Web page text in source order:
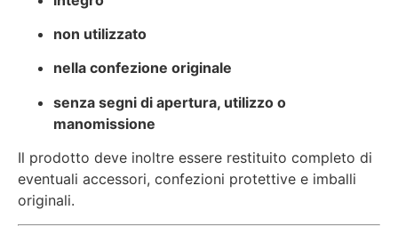
non utilizzato
nella confezione originale
senza segni di apertura, utilizzo o
manomissione
Il prodotto deve inoltre essere restituito completo di
eventuali accessori, confezioni protettive e imballi
originali.